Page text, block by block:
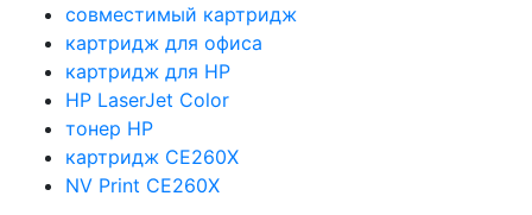
совместимый картридж
картридж для офиса
картридж для HP
HP LaserJet Color
тонер HP
картридж CE260X
NV Print CE260X